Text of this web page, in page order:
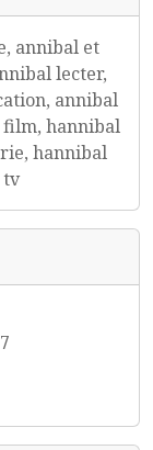
annibal et
lecter,
annibal
film, hannibal
hannibal
tv